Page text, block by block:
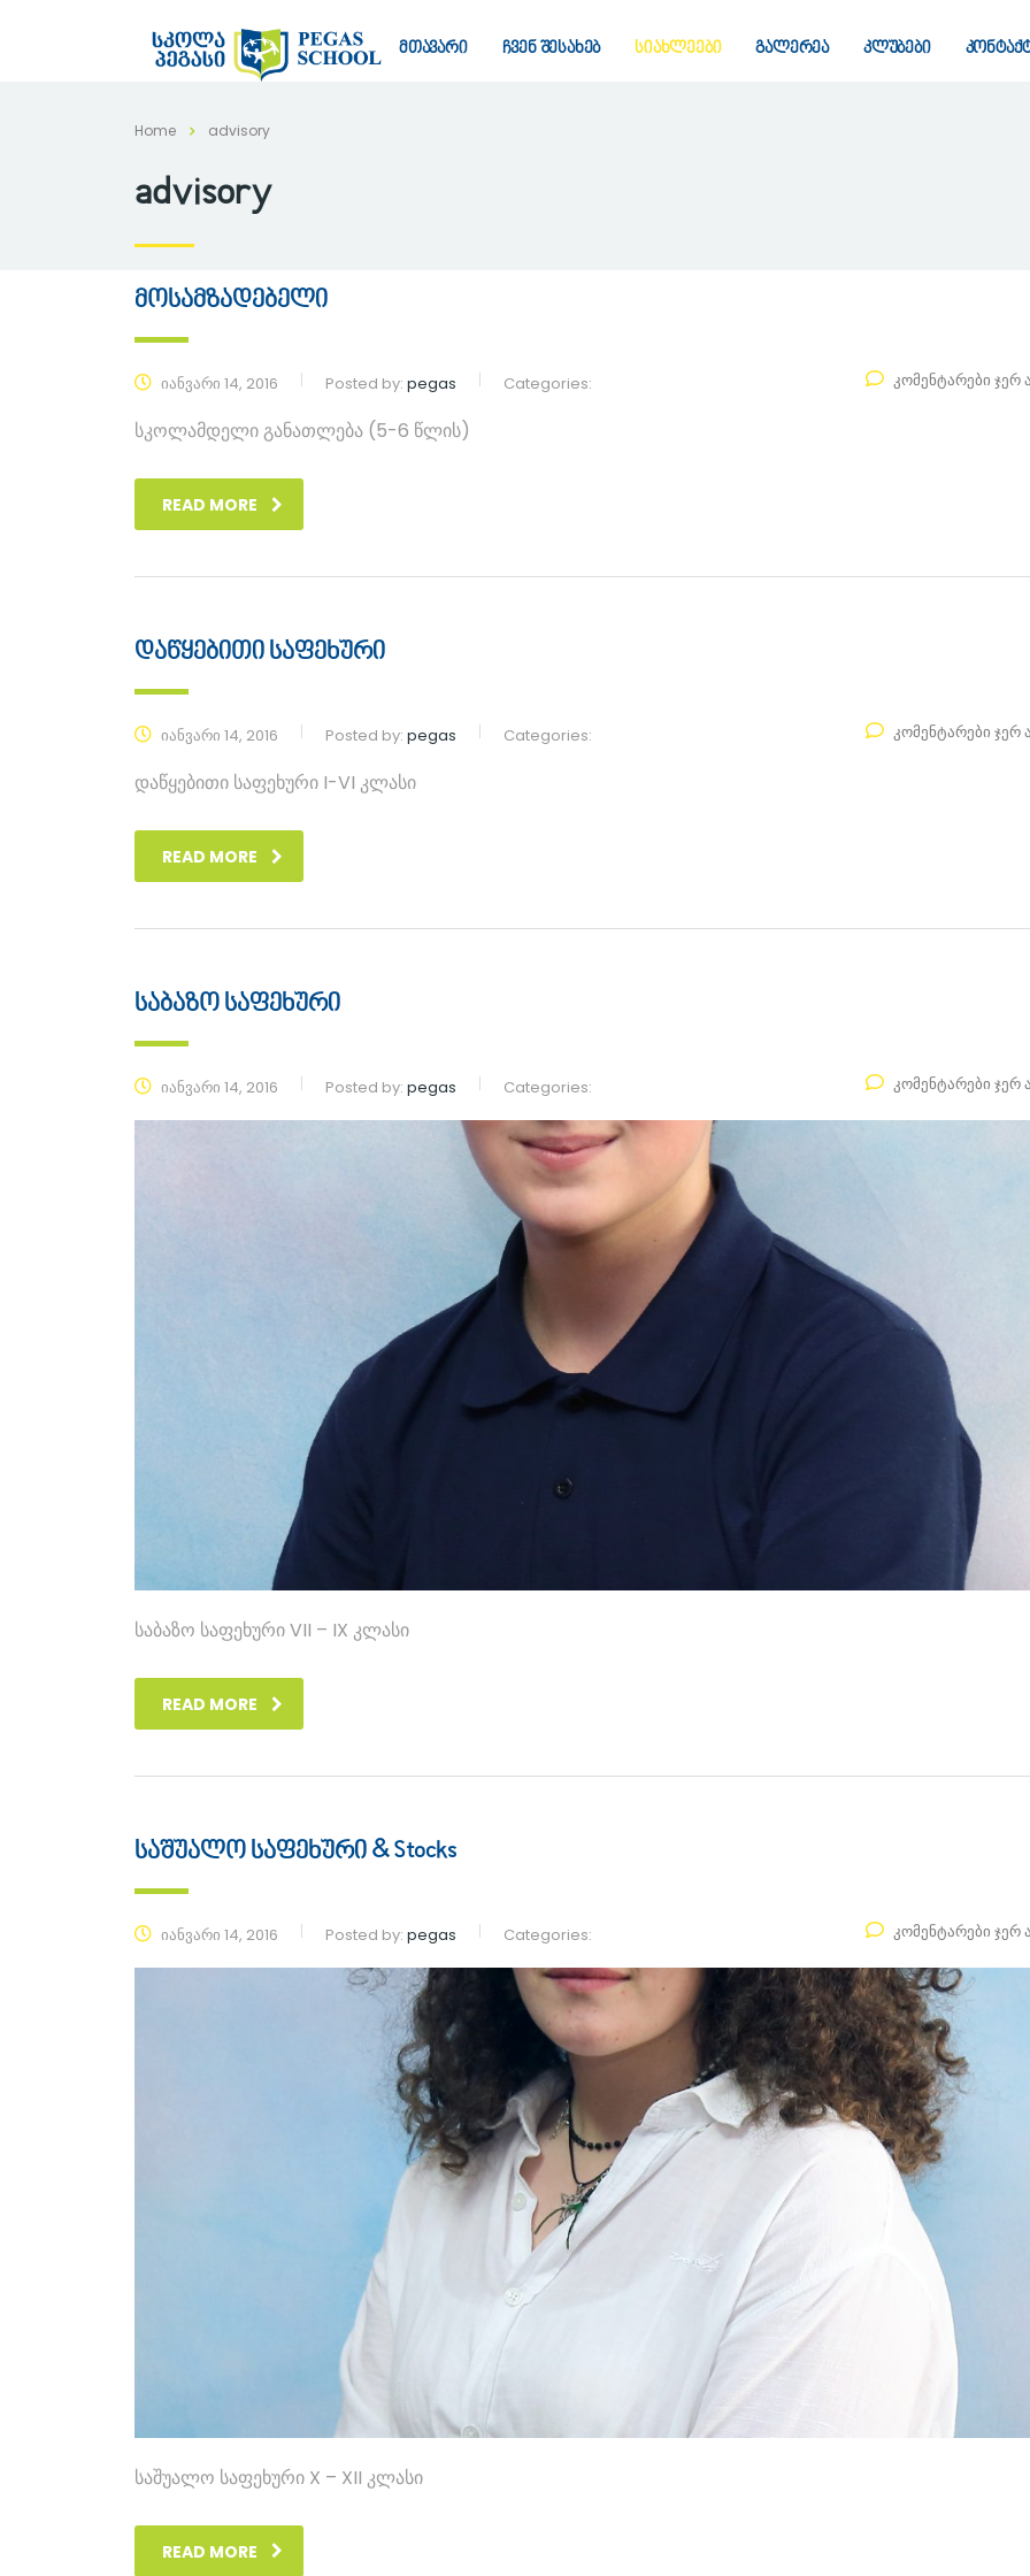
მთავარი ჩვენ შესახებ სიახლეები გალერეა კლუბები
Home advisory
advisory
მოსამზადებელი
იანვარი 14, 2016 Posted by: pegas Categories: კომენტარები ჯერ
სკოლამდელი განათლება (5-6 წლის)
READ MORE
დაწყებითი საფეხური
იანვარი 14, 2016 Posted by: pegas Categories: კომენტარები ჯერ
დაწყებითი საფეხური I-VI კლასი
READ MORE
საბაზო საფეხური
იანვარი 14, 2016 Posted by: pegas Categories: კომენტარები ჯერ
საბაზო საფეხური VII – IX კლასი
READ MORE
საშუალო საფეხური & Stocks
იანვარი 14, 2016 Posted by: pegas Categories: კომენტარები ჯერ
საშუალო საფეხური X – XII კლასი
READ MORE